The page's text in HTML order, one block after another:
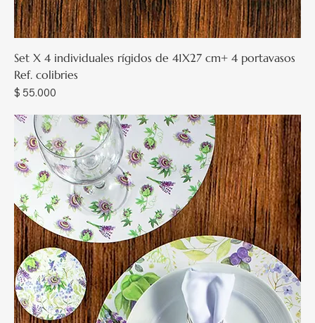
Set X 4 individuales rígidos de 41X27 cm+ 4 portavasos
Ref. colibries
Precio
$ 55.000